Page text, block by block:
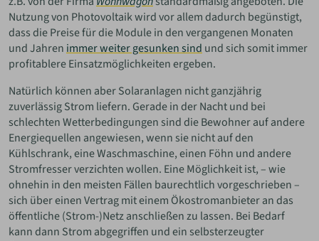
Nutzung von Photovoltaik wird vor allem dadurch begünstigt,
dass die Preise für die Module in den vergangenen Monaten
und Jahren immer weiter gesunken sind und sich somit immer
profitablere Einsatzmöglichkeiten ergeben.
Natürlich können aber Solaranlagen nicht ganzjährig
zuverlässig Strom liefern. Gerade in der Nacht und bei
schlechten Wetterbedingungen sind die Bewohner auf andere
Energiequellen angewiesen, wenn sie nicht auf den
Kühlschrank, eine Waschmaschine, einen Föhn und andere
Stromfresser verzichten wollen. Eine Möglichkeit ist, – wie
ohnehin in den meisten Fällen baurechtlich vorgeschrieben –
sich über einen Vertrag mit einem Ökostromanbieter an das
öffentliche (Strom-)Netz anschließen zu lassen. Bei Bedarf
kann dann Strom abgegriffen und ein selbsterzeugter